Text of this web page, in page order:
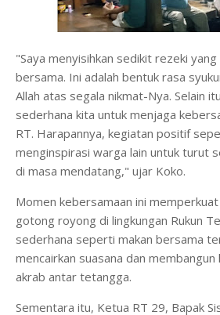
"Saya menyisihkan sedikit rezeki
bersama. Ini adalah bentuk rasa
Allah atas segala nikmat-Nya. Selain
sederhana kita untuk menjaga
RT. Harapannya, kegiatan positif
menginspirasi warga lain untuk turut
di masa mendatang," ujar Koko.
Momen kebersamaan ini
gotong royong di lingkungan Rukun
sederhana seperti makan bersama
mencairkan suasana dan membangun
akrab antar tetangga.
Sementara itu, Ketua RT 29, Bapak